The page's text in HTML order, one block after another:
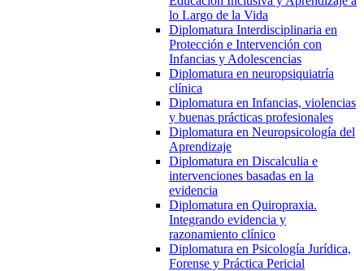
lo Largo de la Vida
Diplomatura Interdisciplinaria en
Protección e Intervención con
Infancias y Adolescencias
Diplomatura en neuropsiquiatría
clínica
Diplomatura en Infancias, violencias
y buenas prácticas profesionales
Diplomatura en Neuropsicología del
Aprendizaje
Diplomatura en Discalculia e
intervenciones basadas en la
evidencia
Diplomatura en Quiropraxia.
Integrando evidencia y
razonamiento clínico
Diplomatura en Psicología Jurídica,
Forense y Práctica Pericial